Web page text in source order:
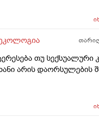
თუ სექსუალური
არის დაორსულების